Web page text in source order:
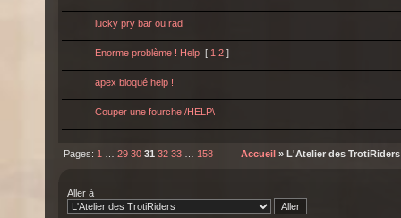
lucky pry bar ou rad
Enorme problème ! Help [ 1 2 ]
apex bloqué help !
Couper une fourche /HELP\
Pages: 1 29 30 31 32 33 158 Accueil » L'Atelier des TrotiRiders
Aller à